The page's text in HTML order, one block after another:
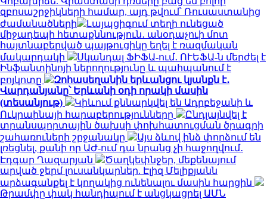
զբոսաշրջիկների համար, այդ թվում՝ Ռուսաստանից
ժամանածների
Լայպցիգում տեղի ունեցած
միջադեպի հետաքննություն․ անօդաչուի մոտ
հայտնաբերված պայթուցիկը եղել է ռազմական
մակարդակի
Սկանդալ ՖԻՖԱ-ում․ ՈՒԵՖԱ-ն մերժել է
Ինֆանտինոյի ներողությունը և պահպանում է
բոյկոտը
Զոհասեղանին երևանցու կյանքն է․
Վարդանյանը՝ Երևանի օդի որակի մասին
(տեսանյութ)
Կիևում քննարկվել են Ադրբեջանի և
Ուկրաինայի հարաբերությունները
Ընդլայնվել է
տրանսպորտային ծախսի փոխհատուցման ծրագրի
շահառուների շրջանակը
Այս ձևով ինձ փորձում են
լռեցնել, քանի որ ԱԺ-ում դա նրանց չի հաջողվում․
Էդգար Ղազարյան
Ծաղկեփնջեր, մեքենայում
արված ջերմ լուսանկարներ. Էլիզ Մելիքյանն
արձագանքել է կողակից ունենալու մասին հարցին
Թրամփը փակ հանդիպում է անցկացրել ԱՄՆ